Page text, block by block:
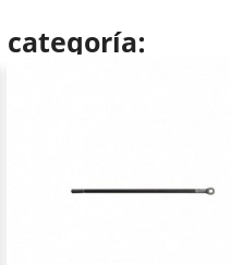
categoría: